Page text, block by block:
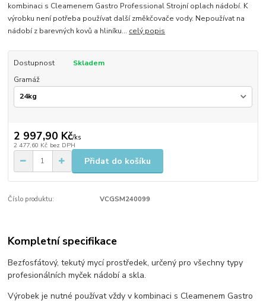
kombinaci s Cleamenem Gastro Professional Strojní oplach nádobí. K
výrobku není potřeba používat další změkčovače vody. Nepoužívat na
nádobí z barevných kovů a hliníku... celý popis
Dostupnost
Skladem
Gramáž
2 997,90 Kč/ks
2 477,60 Kč bez DPH
Přidat do košíku
Číslo produktu: VCGSM240099
Kompletní specifikace
Bezfosfátový, tekutý mycí prostředek, určený pro všechny typy
profesionálních myček nádobí a skla.
Výrobek je nutné používat vždy v kombinaci s Cleamenem Gastro